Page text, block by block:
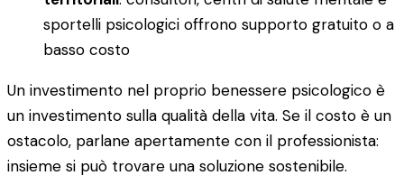
sportelli psicologici offrono supporto gratuito o a
basso costo
Un investimento nel proprio benessere psicologico è
un investimento sulla qualità della vita. Se il costo è un
ostacolo, parlane apertamente con il professionista:
insieme si può trovare una soluzione sostenibile.